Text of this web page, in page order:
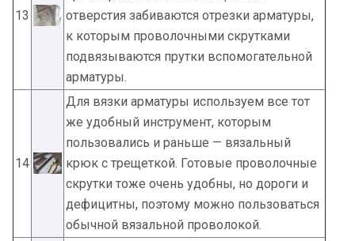
13
отверстия забиваются отрезки арматуры,
к которым проволочными скрутками
подвязываются прутки вспомогательной
арматуры.
14
Для вязки арматуры используем все тот
же удобный инструмент, которым
пользовались и раньше — вязальный
крюк с трещеткой. Готовые проволочные
скрутки тоже очень удобны, но дороги и
дефицитны, поэтому можно пользоваться
обычной вязальной проволокой.